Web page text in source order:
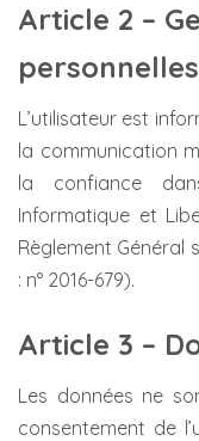
Article 2 –
personnelles
L’utilisateur est
la communication
la confiance
Informatique et
Règlement Général
: n° 2016-679).
Article 3 –
Les données ne
consentement de